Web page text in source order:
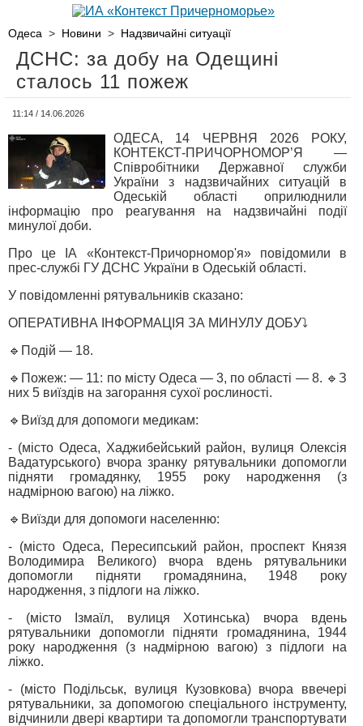
Одеса > Новини > Надзвичайні ситуації
ДСНС: за добу на Одещині
сталось 11 пожеж
11:14 / 14.06.2026
ОДЕСА, 14 ЧЕРВНЯ 2026 РОКУ,
КОНТЕКСТ-ПРИЧОРНОМОР’Я —
Співробітники Державної служби
України з надзвичайних ситуацій в
Одеській області оприлюднили
інформацію про реагування на надзвичайні події
минулої доби.
Про це ІА «Контекст-Причорномор'я» повідомили в
прес-службі ГУ ДСНС України в Одеській області.
У повідомленні рятувальників сказано:
ОПЕРАТИВНА ІНФОРМАЦІЯ ЗА МИНУЛУ ДОБУ⤵️
🔹Подій — 18.
🔹Пожеж: — 11: по місту Одеса — 3, по області — 8. 🔹З
них 5 виїздів на загорання сухої рослиності.
🔹Виїзд для допомоги медикам:
- (місто Одеса, Хаджибейський район, вулиця Олексія
Вадатурського) вчора зранку рятувальники допомогли
підняти громадянку, 1955 року народження (з
надмірною вагою) на ліжко.
🔹Виїзди для допомоги населенню:
- (місто Одеса, Пересипський район, проспект Князя
Володимира Великого) вчора вдень рятувальники
допомогли підняти громадянина, 1948 року
народження, з підлоги на ліжко.
- (місто Ізмаїл, вулиця Хотинська) вчора вдень
рятувальники допомогли підняти громадянина, 1944
року народження (з надмірною вагою) з підлоги на
ліжко.
- (місто Подільськ, вулиця Кузовкова) вчора ввечері
рятувальники, за допомогою спеціального інструменту,
відчинили двері квартири та допомогли транспортувати